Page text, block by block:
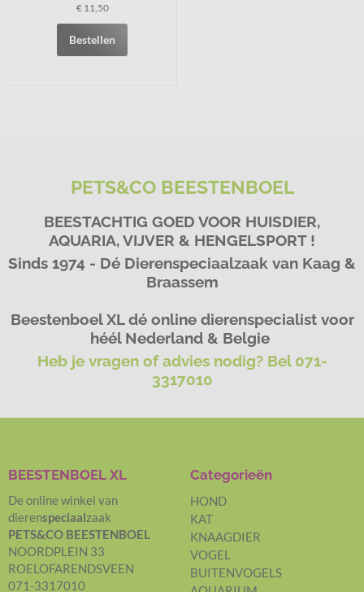
€ 11,50
Bestellen
PETS&CO BEESTENBOEL
BEESTACHTIG GOED VOOR HUISDIER,
AQUARIA, VIJVER & HENGELSPORT !
Sinds 1974 - Dé Dierenspeciaalzaak van Kaag &
Braassem
Beestenboel XL dé online dierenspecialist voor
héél Nederland & Belgie
Heb je vragen of advies nodig? Bel 071-
3317010
Categorieën
HOND
KAT
KNAAGDIER
VOGEL
BUITENVOGELS
BEESTENBOEL XL
De online winkel van
dierenspeciaalzaak
PETS&CO BEESTENBOEL
NOORDPLEIN 33
ROELOFARENDSVEEN
071-3317010